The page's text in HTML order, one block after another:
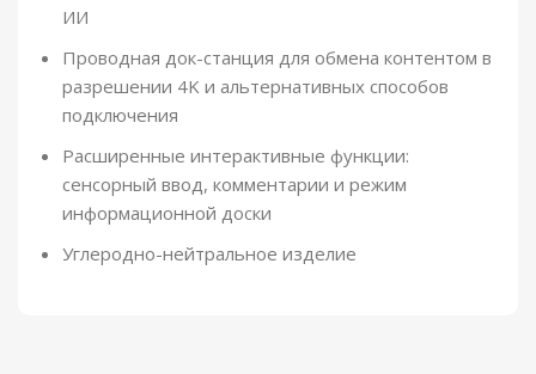
ИИ
Проводная док-станция для обмена контентом в
разрешении 4K и альтернативных способов
подключения
Расширенные интерактивные функции:
сенсорный ввод, комментарии и режим
информационной доски
Углеродно-нейтральное изделие